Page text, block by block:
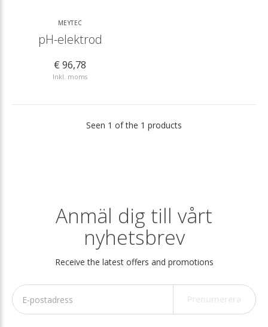
MEYTEC
pH-elektrod
€ 96,78
Inkl. moms
Seen 1 of the 1 products
Anmäl dig till vårt
nyhetsbrev
Receive the latest offers and promotions